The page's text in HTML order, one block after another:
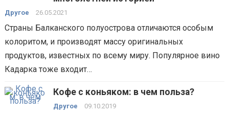
Другое 26.05.2021
Страны Балканского полуострова отличаются особым
колоритом, и производят массу оригинальных
продуктов, известных по всему миру. Популярное вино
Кадарка тоже входит…
Кофе с коньяком: в чем польза?
Другое 09.10.2019